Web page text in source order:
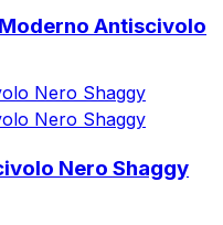
Antiscivolo
Nero Shaggy